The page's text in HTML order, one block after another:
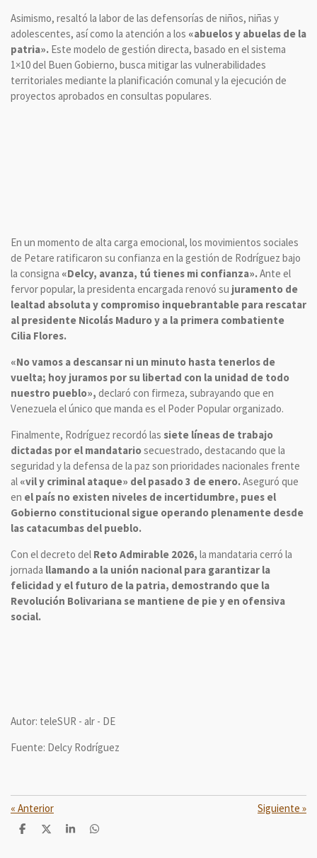
Asimismo, resaltó la labor de las defensorías de niños, niñas y
adolescentes, así como la atención a los «abuelos y abuelas de la
patria». Este modelo de gestión directa, basado en el sistema
1×10 del Buen Gobierno, busca mitigar las vulnerabilidades
territoriales mediante la planificación comunal y la ejecución de
proyectos aprobados en consultas populares.
En un momento de alta carga emocional, los movimientos sociales
de Petare ratificaron su confianza en la gestión de Rodríguez bajo
la consigna «Delcy, avanza, tú tienes mi confianza».Ante el
fervor popular, la presidenta encargada renovó su juramento de
lealtad absoluta y compromiso inquebrantable para rescatar
al presidente Nicolás Maduro y a la primera combatiente
Cilia Flores.
«No vamos a descansar ni un minuto hasta tenerlos de
vuelta; hoy juramos por su libertad con la unidad de todo
nuestro pueblo», declaró con firmeza, subrayando que en
Venezuela el único que manda es el Poder Popular organizado.
Finalmente, Rodríguez recordó las siete líneas de trabajo
dictadas por el mandatariosecuestrado, destacando que la
seguridad y la defensa de la paz son prioridades nacionales frente
al «vil y criminal ataque» del pasado 3 de enero.Aseguró que
en el país no existen niveles de incertidumbre, pues el
Gobierno constitucional sigue operando plenamente desde
las catacumbas del pueblo.
Con el decreto del Reto Admirable 2026, la mandataria cerró la
jornada llamando a la unión nacional para garantizar la
felicidad y el futuro de la patria, demostrando que la
Revolución Bolivariana se mantiene de pie y en ofensiva
social.
Autor: teleSUR - alr - DE
Fuente: Delcy Rodríguez
« Anterior Siguiente »
C
C
C
C